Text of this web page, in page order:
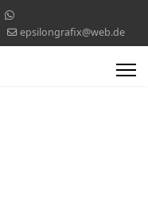
epsilongrafix@web.de